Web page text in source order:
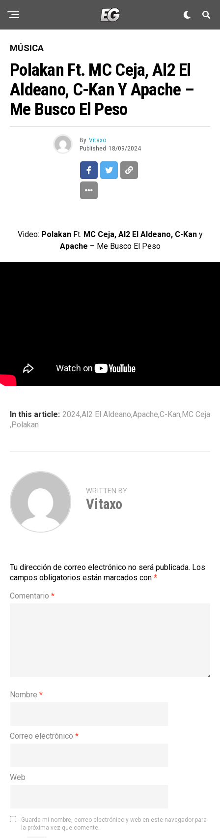
MÚSICA
Polakan Ft. MC Ceja, Al2 El
Aldeano, C-Kan Y Apache –
Me Busco El Peso
By Vitaxo
Published 18/09/2024
Video: Polakan Ft. MC Ceja, Al2 El Aldeano, C-Kany
Apache – Me Busco El Peso
In this article: 2024,Al2 El Aldeano,Apache,C-Kan,MC Ceja
,Polakan
WRITTEN BY
Vitaxo
Tu dirección de correo electrónico no será publicada. Los
campos obligatorios están marcados con *
Comentario *
Nombre *
Correo electrónico *
Web
Guarda mi nombre, correo electrónico y web en este navegador para
la próxima vez que comente.